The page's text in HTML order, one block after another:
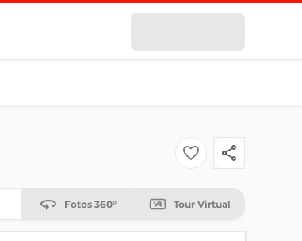
Fotos 360° Tour Virtual